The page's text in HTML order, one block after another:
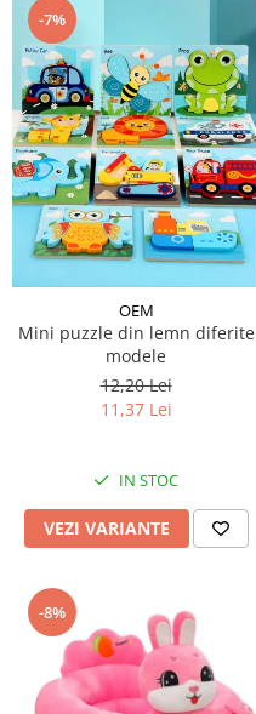
-7%
OEM
Mini puzzle din lemn diferite
modele
12,20 Lei
11,37 Lei
IN STOC
VEZI VARIANTE
-8%